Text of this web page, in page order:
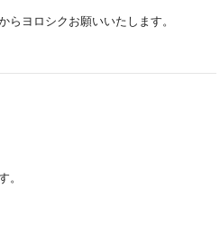
ヨロシクお願いいたします。